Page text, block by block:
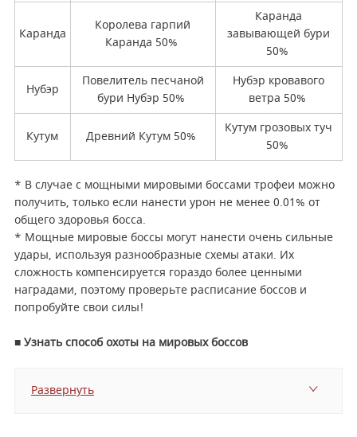
Каранда
Королева гарпий
Каранда 50%
Каранда
завывающей бури
50%
Нубэр
Повелитель песчаной
бури Нубэр 50%
Нубэр кровавого
ветра 50%
Кутум Древний Кутум 50%
Кутум грозовых туч
50%
* В случае с мощными мировыми боссами трофеи можно
получить, только если нанести урон не менее 0.01% от
общего здоровья босса.
* Мощные мировые боссы могут нанести очень сильные
удары, используя разнообразные схемы атаки. Их
сложность компенсируется гораздо более ценными
наградами, поэтому проверьте расписание боссов и
попробуйте свои силы!
■ Узнать способ охоты на мировых боссов
Развернуть